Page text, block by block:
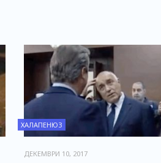
ХАЛАПЕНЮЗ
ДЕКЕМВРИ 10, 2017